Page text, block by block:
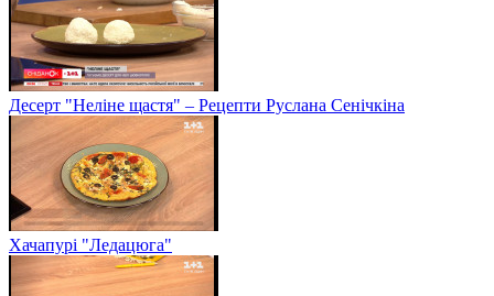
Десерт "Неліне щастя" – Рецепти Руслана Сенічкіна
Хачапурі "Ледацюга"